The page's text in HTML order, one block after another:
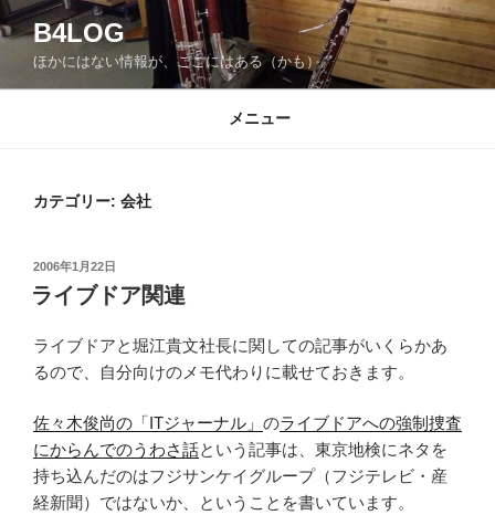
コ
ン
ン
B4LOG
ほかにはない情報が、ここにはある（かも）。
メニュー
カテゴリー: 会社
投
稿
日:
2006年1月22日
ライブドア関連
ライブドアと堀江貴文社長に関しての記事がいくらかあ
るので、自分向けのメモ代わりに載せておきます。
佐々木俊尚の「ITジャーナル」 のライブドアへの強制捜査
にからんでのうわさ話という記事は、東京地検にネタを
持ち込んだのはフジサンケイグループ（フジテレビ・産
経新聞）ではないか、ということを書いています。